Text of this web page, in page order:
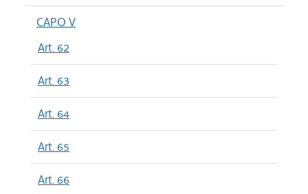
CAPO V
Art. 62
Art. 63
Art. 64
Art. 65
Art. 66